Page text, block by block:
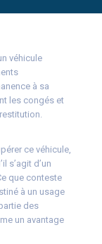
véhicule
à sa
les congés et
ce véhicule,
s’agit d’un
que conteste
à un usage
des
un avantage